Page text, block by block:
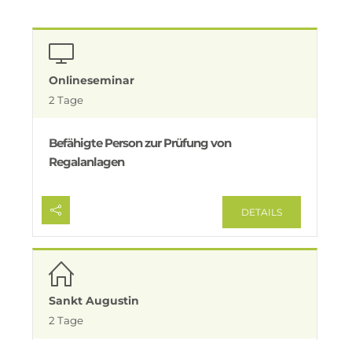
Onlineseminar
2 Tage
Befähigte Person zur Prüfung von
Regalanlagen
DETAILS
Sankt Augustin
2 Tage